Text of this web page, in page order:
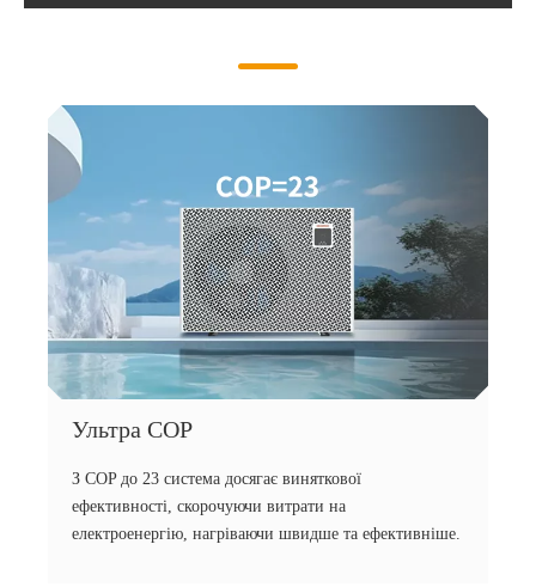
Ультра COP
З COP до 23 система досягає виняткової
ефективності, скорочуючи витрати на
електроенергію, нагріваючи швидше та ефективніше.